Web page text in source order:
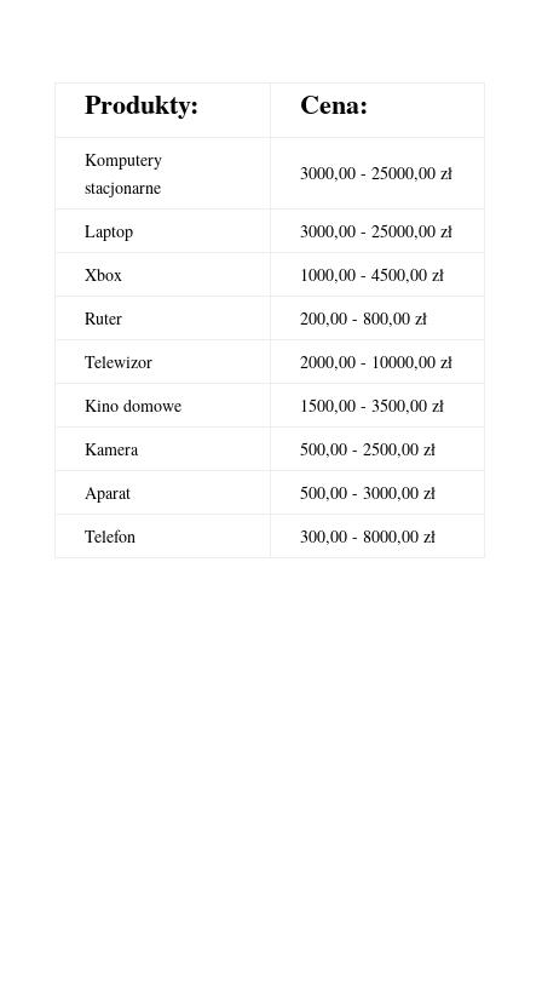
Produkty: Cena:
Komputery
stacjonarne
3000,00 - 25000,00 zł
Laptop
3000,00 - 25000,00 zł
Xbox
1000,00 - 4500,00 zł
Ruter
200,00 - 800,00 zł
Telewizor
2000,00 - 10000,00 zł
Kino domowe
1500,00 - 3500,00 zł
Kamera
500,00 - 2500,00 zł
Aparat
500,00 - 3000,00 zł
Telefon
300,00 - 8000,00 zł